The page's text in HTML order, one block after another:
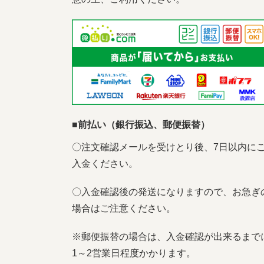
■前払い（銀行振込、郵便振替）
〇注文確認メールを受けとり後、7日以内に
入金ください。
〇入金確認後の発送になりますので、お急ぎ
場合はご注意ください。
※郵便振替の場合は、入金確認が出来るまで
1～2営業日程度かかります。